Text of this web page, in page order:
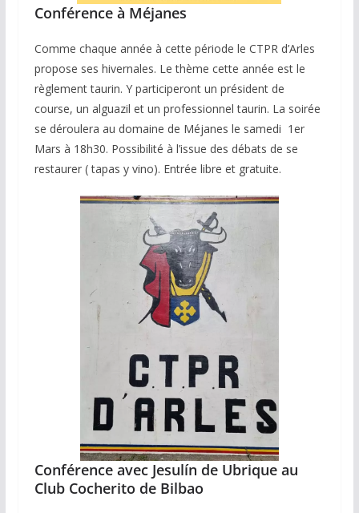
Conférence à Méjanes
Comme chaque année à cette période le CTPR d’Arles
propose ses hivernales. Le thème cette année est le
règlement taurin. Y participeront un président de
course, un alguazil et un professionnel taurin. La soirée
se déroulera au domaine de Méjanes le samedi 1er
Mars à 18h30. Possibilité à l’issue des débats de se
restaurer ( tapas y vino). Entrée libre et gratuite.
Conférence avec Jesulín de Ubrique au
Club Cocherito de Bilbao